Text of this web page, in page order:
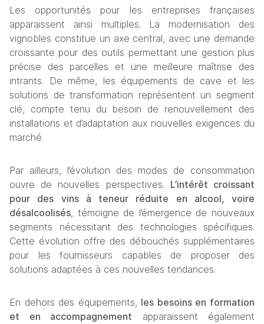
Les opportunités pour les entreprises françaises
apparaissent ainsi multiples. La modernisation des
vignobles constitue un axe central, avec une demande
croissante pour des outils permettant une gestion plus
précise des parcelles et une meilleure maîtrise des
intrants. De même, les équipements de cave et les
solutions de transformation représentent un segment
clé, compte tenu du besoin de renouvellement des
installations et d’adaptation aux nouvelles exigences du
marché.
Par ailleurs, l’évolution des modes de consommation
ouvre de nouvelles perspectives. L’intérêt croissant
pour des vins à teneur réduite en alcool, voire
désalcoolisés, témoigne de l’émergence de nouveaux
segments nécessitant des technologies spécifiques.
Cette évolution offre des débouchés supplémentaires
pour les fournisseurs capables de proposer des
solutions adaptées à ces nouvelles tendances.
En dehors des équipements, les besoins en formation
et en accompagnement apparaissent également